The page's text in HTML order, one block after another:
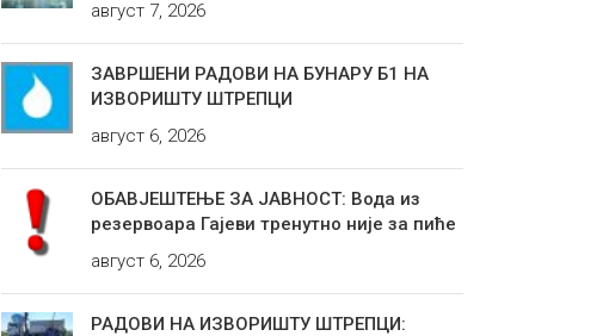
август 7, 2026
ЗАВРШЕНИ РАДОВИ НА БУНАРУ Б1 НА
ИЗВОРИШТУ ШТРЕПЦИ
август 6, 2026
ОБАВЈЕШТЕЊЕ ЗА ЈАВНОСТ: Вода из
резервоара Гајеви тренутно није за пиће
август 6, 2026
РАДОВИ НА ИЗВОРИШТУ ШТРЕПЦИ: